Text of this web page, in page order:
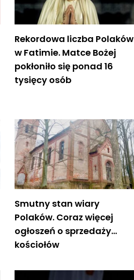
Rekordowa liczba Polaków
w Fatimie. Matce Bożej
pokłoniło się ponad 16
tysięcy osób
Smutny stan wiary
Polaków. Coraz więcej
ogłoszeń o sprzedaży…
kościołów